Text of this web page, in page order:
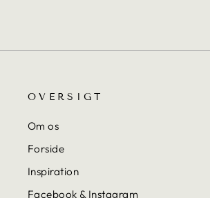
OVERSIGT
Om os
Forside
Inspiration
Facebook & Instagram